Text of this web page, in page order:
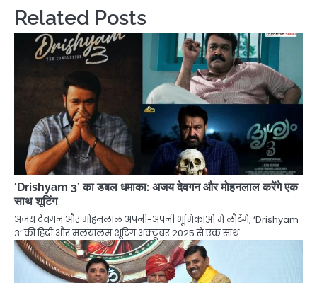
Related Posts
‘Drishyam 3’ का डबल धमाका: अजय देवगन और मोहनलाल करेंगे एक
साथ शूटिंग
अजय देवगन और मोहनलाल अपनी-अपनी भूमिकाओं में लौटेंगे, ‘Drishyam
3’ की हिंदी और मलयालम शूटिंग अक्टूबर 2025 से एक साथ…